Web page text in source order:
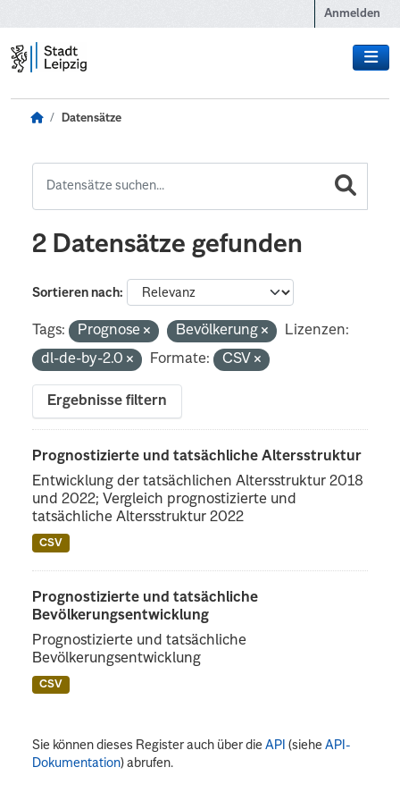
Anmelden
Datensätze
2 Datensätze gefunden
Sortieren nach
Tags: Prognose Bevölkerung
Lizenzen:
dl-de-by-2.0
Formate: CSV
Ergebnisse filtern
Prognostizierte und tatsächliche Altersstruktur
Entwicklung der tatsächlichen Altersstruktur 2018
und 2022; Vergleich prognostizierte und
tatsächliche Altersstruktur 2022
CSV
Prognostizierte und tatsächliche
Bevölkerungsentwicklung
Prognostizierte und tatsächliche
Bevölkerungsentwicklung
CSV
Sie können dieses Register auch über dieAPI (sieheAPI-
Dokumentation) abrufen.